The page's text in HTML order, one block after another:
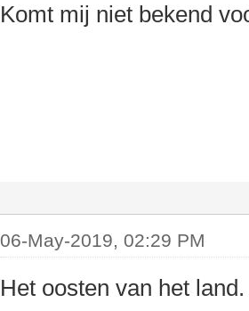
Komt mij niet bekend
06-May-2019, 02:29 PM
Het oosten van het land.